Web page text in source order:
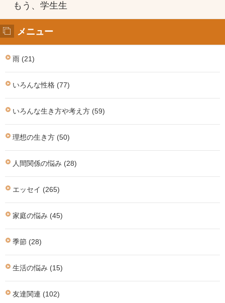
もう、学生生
メニュー
雨 (21)
いろんな性格 (77)
いろんな生き方や考え方 (59)
理想の生き方 (50)
人間関係の悩み (28)
エッセイ (265)
家庭の悩み (45)
季節 (28)
生活の悩み (15)
友達関連 (102)